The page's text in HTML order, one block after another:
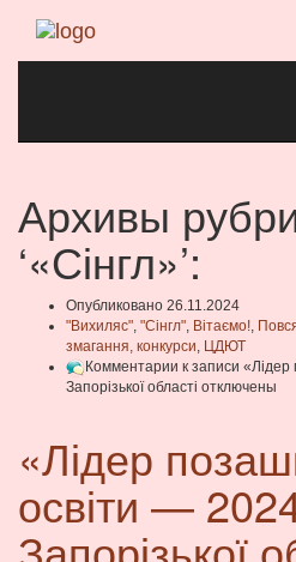
Архивы
‘«Сінгл»’:
Опубликовано 26.11.2024
"Вихиляс", "Сінгл", Вітаємо!,
змагання, конкурси, ЦДЮТ
Комментарии к записи «Лідер
Запорізької області отключены
«Лідер
освіти —